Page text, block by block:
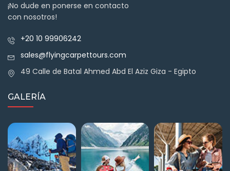
¡No dude en ponerse en contacto
con nosotros!
+20 10 99906242
sales@flyingcarpettours.com
49 Calle de Batal Ahmed Abd El Aziz Giza - Egipto
GALERÍA